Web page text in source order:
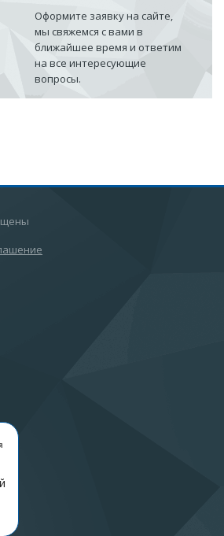
Оформите заявку на сайте,
мы свяжемся с вами в
ближайшее время и ответим
на все интересующие
вопросы.